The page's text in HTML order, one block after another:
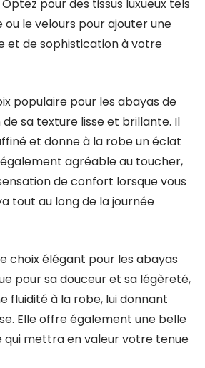
pour des tissus luxueux tels
ou le velours pour ajouter une
et de sophistication à votre
populaire pour les abayas de
sa texture lisse et brillante. Il
et donne à la robe un éclat
agréable au toucher,
de confort lorsque vous
tout au long de la journée
choix élégant pour les abayas
pour sa douceur et sa légèreté,
fluidité à la robe, lui donnant
Elle offre également une belle
qui mettra en valeur votre tenue